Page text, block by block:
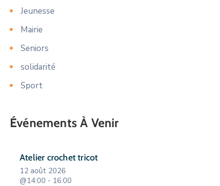
Jeunesse
Mairie
Seniors
solidarité
Sport
Événements À Venir
Atelier crochet tricot
12 août 2026
@14:00 - 16:00